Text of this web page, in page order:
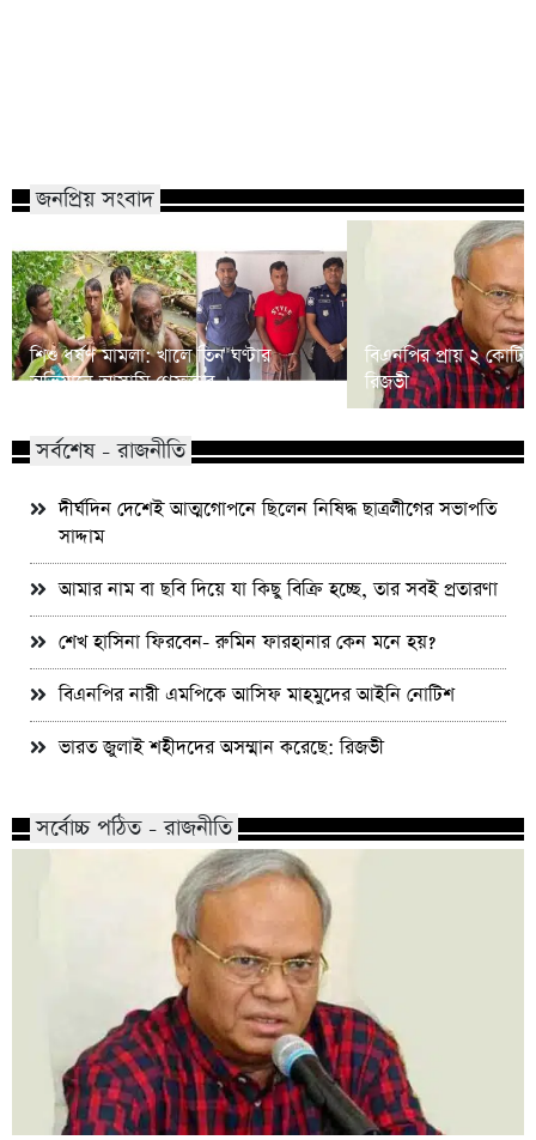
জনপ্রিয় সংবাদ
শিশু ধর্ষণ মামলা: খালে তিন ঘণ্টার
অভিযানে আসামি গ্রেফতার
বিএনপির প্রায় ২ কোটি
রিজভী
সর্বশেষ - রাজনীতি
দীর্ঘদিন দেশেই আত্মগোপনে ছিলেন নিষিদ্ধ ছাত্রলীগের সভাপতি
সাদ্দাম
আমার নাম বা ছবি দিয়ে যা কিছু বিক্রি হচ্ছে, তার সবই প্রতারণা
শেখ হাসিনা ফিরবেন- রুমিন ফারহানার কেন মনে হয়?
বিএনপির নারী এমপিকে আসিফ মাহমুদের আইনি নোটিশ
ভারত জুলাই শহীদদের অসম্মান করেছে: রিজভী
সর্বোচ্চ পঠিত - রাজনীতি